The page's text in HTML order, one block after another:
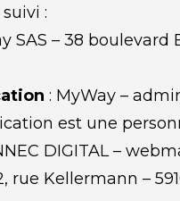
:
SAS – 38
: MyWay –
est une
DIGITAL –
rue Kellermann –